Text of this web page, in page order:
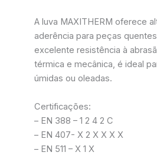
A luva MAXITHERM oferece
aderência para peças
excelente resistência à
térmica e mecânica, é ideal
úmidas ou oleadas.
Certificações:
– EN 388 – 1 2 4 2 C
– EN 407- X 2 X X X X
– EN 511 – X 1 X